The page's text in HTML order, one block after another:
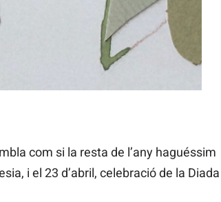
com si la resta de l’any haguéssim
i el 23 d’abril, celebració de la Diada